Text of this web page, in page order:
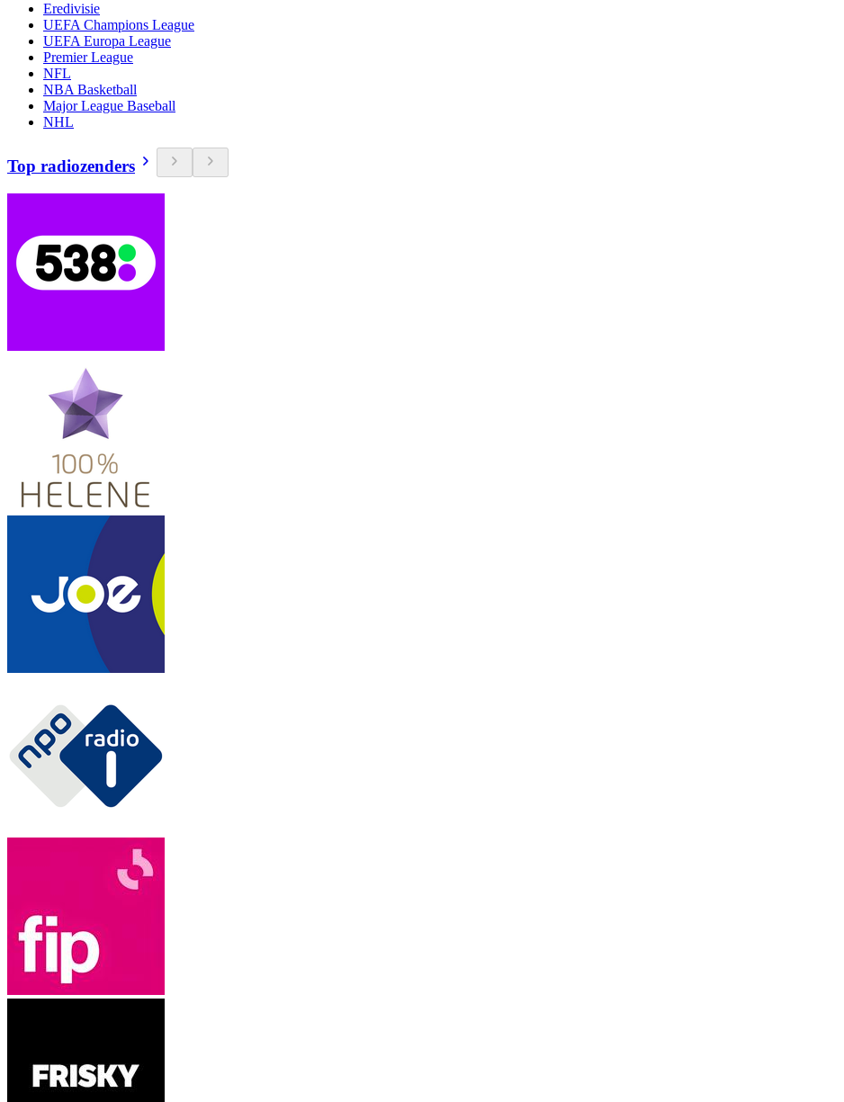
Eredivisie
UEFA Champions League
UEFA Europa League
Premier League
NFL
NBA Basketball
Major League Baseball
NHL
Top radiozenders